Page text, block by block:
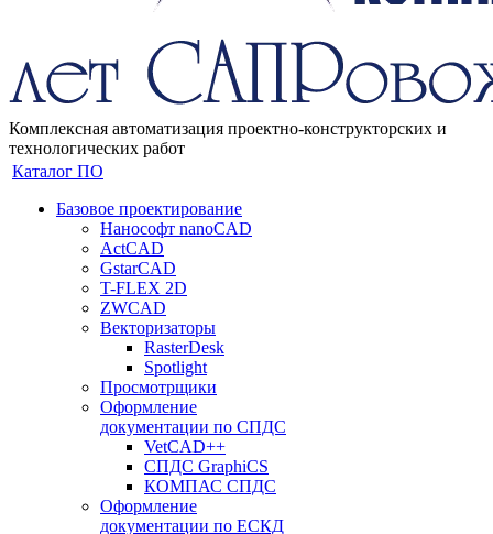
Комплексная автоматизация проектно-конструкторских и
технологических работ
Каталог ПО
Базовое проектирование
Нанософт nanoCAD
ActCAD
GstarCAD
T-FLEX 2D
ZWCAD
Векторизаторы
RasterDesk
Spotlight
Просмотрщики
Оформление
документации по СПДС
VetCAD++
СПДС GraphiCS
КОМПАС СПДС
Оформление
документации по ЕСКД